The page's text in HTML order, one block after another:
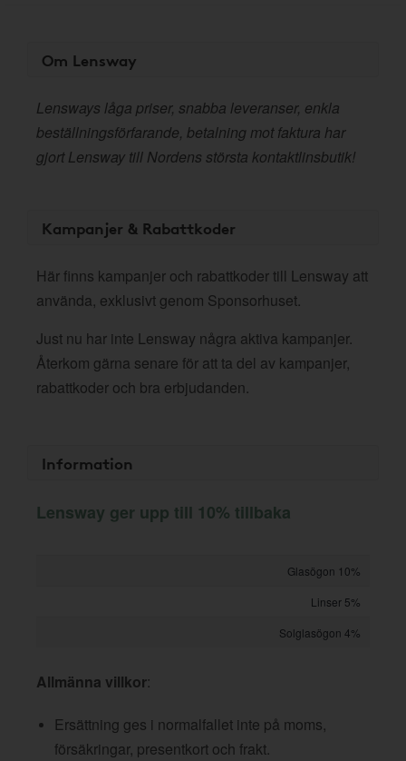
Om Lensway
Lensways låga priser, snabba leveranser, enkla
beställningsförfarande, betalning mot faktura har
gjort Lensway till Nordens största kontaktlinsbutik!
Kampanjer & Rabattkoder
Här finns kampanjer och rabattkoder till Lensway att
använda, exklusivt genom Sponsorhuset.
Just nu har inte Lensway några aktiva kampanjer.
Återkom gärna senare för att ta del av kampanjer,
rabattkoder och bra erbjudanden.
Information
Lensway ger upp till 10% tillbaka
Glasögon 10%
Linser 5%
Solglasögon 4%
Allmänna villkor:
Ersättning ges i normalfallet inte på moms,
försäkringar, presentkort och frakt.